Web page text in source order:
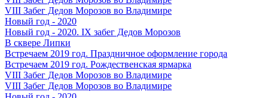
VIII Забег Дедов Морозов во Владимире
Новый год - 2020
Новый год - 2020. IX забег Дедов Морозов
В сквере Липки
Встречаем 2019 год. Праздничное оформление города
Встречаем 2019 год. Рождественская ярмарка
VIII Забег Дедов Морозов во Владимире
VIII Забег Дедов Морозов во Владимире